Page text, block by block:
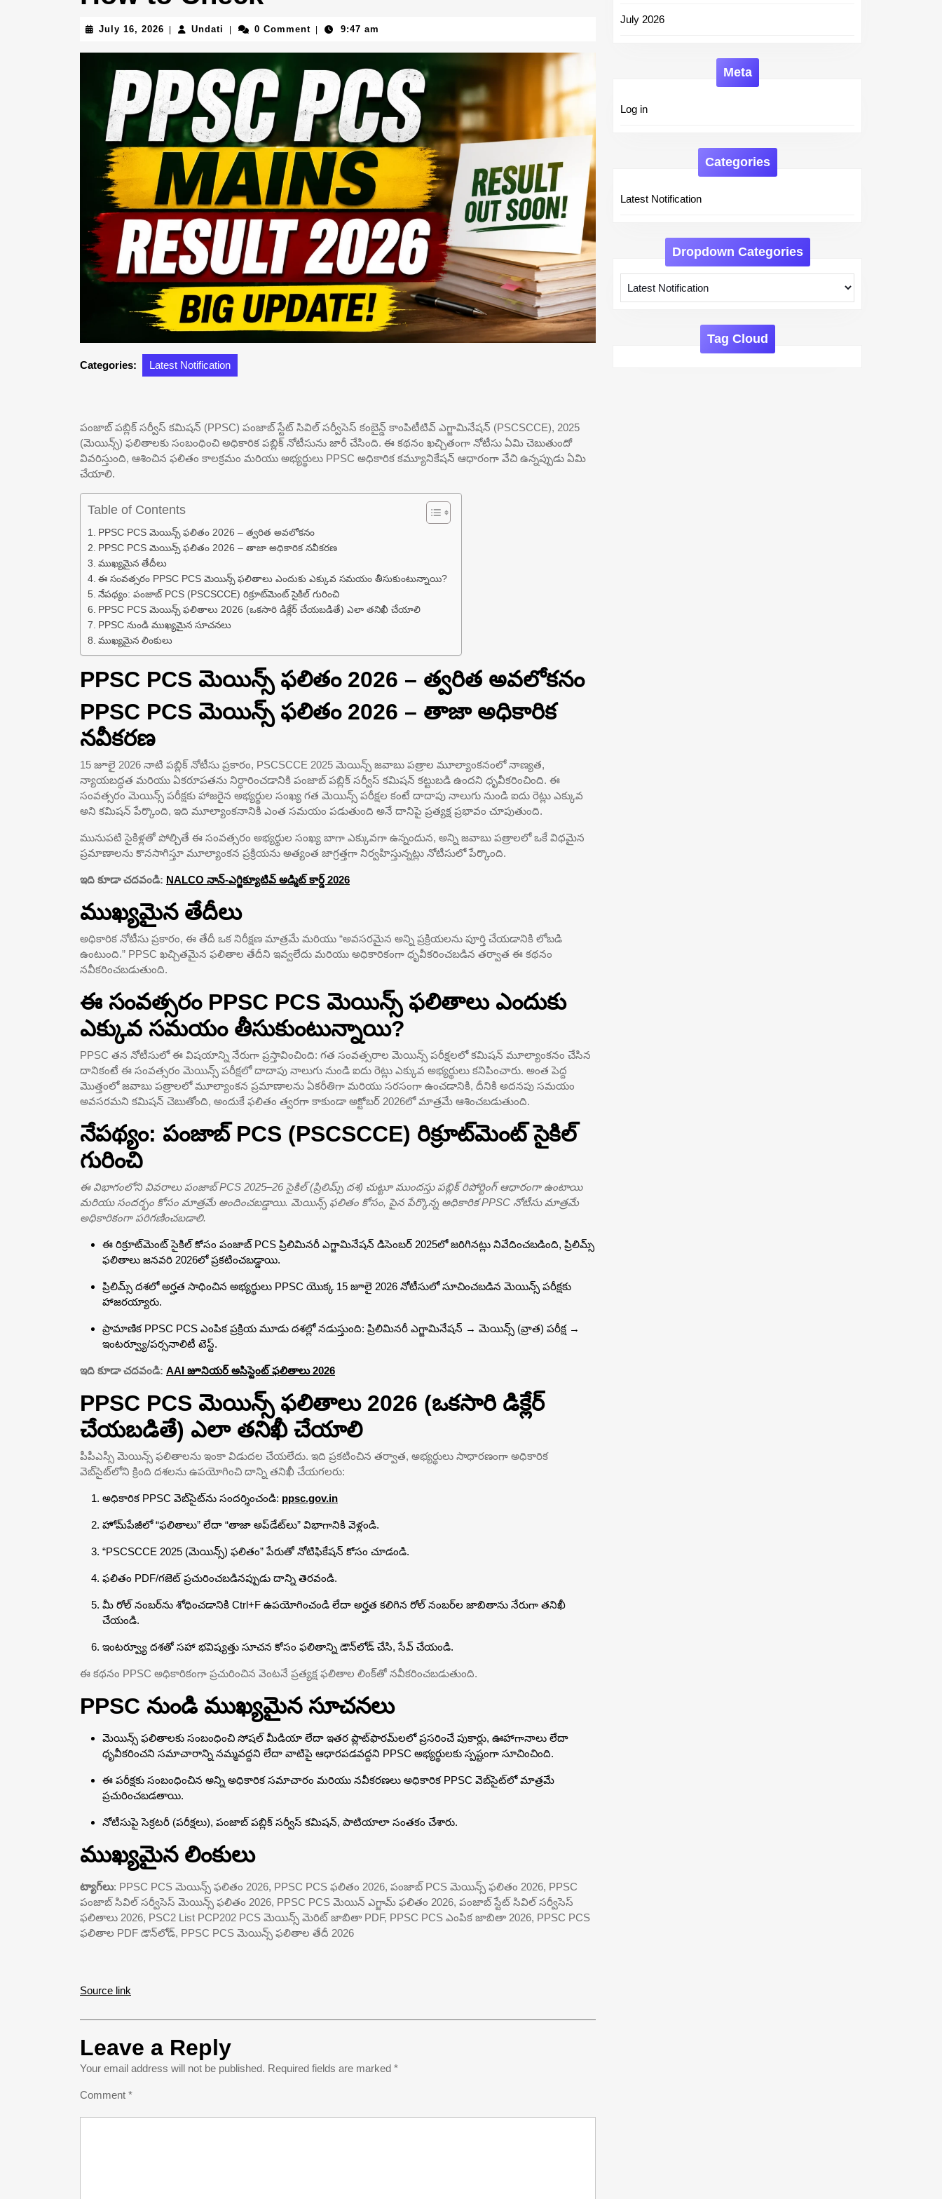
July 16, 2026 July
2026
Undati Undati0 Comment 9:47 am
Categories: Latest Notification
పంజాబ్ పబ్లిక్ సర్వీస్ కమిషన్ (PPSC) పంజాబ్ స్టేట్ సివిల్ సర్వీసెస్ కంబైన్డ్ కాంపిటీటివ్ ఎగ్జామినేషన్ (PSCSCCE), 2025
(మెయిన్స్) ఫలితాలకు సంబంధించి అధికారిక పబ్లిక్ నోటీసును జారీ చేసింది. ఈ కథనం ఖచ్చితంగా నోటీసు ఏమి చెబుతుందో
వివరిస్తుంది, ఆశించిన ఫలితం కాలక్రమం మరియు అభ్యర్థులు PPSC అధికారిక కమ్యూనికేషన్ ఆధారంగా వేచి ఉన్నప్పుడు ఏమి
చేయాలి.
Table of Contents
PPSC PCS మెయిన్స్ ఫలితం 2026 – త్వరిత అవలోకనం
PPSC PCS మెయిన్స్ ఫలితం 2026 – తాజా అధికారిక నవీకరణ
ముఖ్యమైన తేదీలు
ఈ సంవత్సరం PPSC PCS మెయిన్స్ ఫలితాలు ఎందుకు ఎక్కువ సమయం తీసుకుంటున్నాయి?
నేపథ్యం: పంజాబ్ PCS (PSCSCCE) రిక్రూట్‌మెంట్ సైకిల్ గురించి
PPSC PCS మెయిన్స్ ఫలితాలు 2026 (ఒకసారి డిక్లేర్ చేయబడితే) ఎలా తనిఖీ చేయాలి
PPSC నుండి ముఖ్యమైన సూచనలు
ముఖ్యమైన లింకులు
PPSC PCS మెయిన్స్ ఫలితం 2026 – త్వరిత అవలోకనం
PPSC PCS మెయిన్స్ ఫలితం 2026 – తాజా అధికారిక
నవీకరణ
15 జూలై 2026 నాటి పబ్లిక్ నోటీసు ప్రకారం, PSCSCCE 2025 మెయిన్స్ జవాబు పత్రాల మూల్యాంకనంలో నాణ్యత,
న్యాయబద్ధత మరియు ఏకరూపతను నిర్ధారించడానికి పంజాబ్ పబ్లిక్ సర్వీస్ కమిషన్ కట్టుబడి ఉందని ధృవీకరించింది. ఈ
సంవత్సరం మెయిన్స్ పరీక్షకు హాజరైన అభ్యర్థుల సంఖ్య గత మెయిన్స్ పరీక్షల కంటే దాదాపు నాలుగు నుండి ఐదు రెట్లు ఎక్కువ
అని కమిషన్ పేర్కొంది, ఇది మూల్యాంకనానికి ఎంత సమయం పడుతుంది అనే దానిపై ప్రత్యక్ష ప్రభావం చూపుతుంది.
మునుపటి సైకిళ్లతో పోల్చితే ఈ సంవత్సరం అభ్యర్థుల సంఖ్య బాగా ఎక్కువగా ఉన్నందున, అన్ని జవాబు పత్రాలలో ఒకే విధమైన
ప్రమాణాలను కొనసాగిస్తూ మూల్యాంకన ప్రక్రియను అత్యంత జాగ్రత్తగా నిర్వహిస్తున్నట్లు నోటీసులో పేర్కొంది.
ఇది కూడా చదవండి: NALCO నాన్-ఎగ్జిక్యూటివ్ అడ్మిట్ కార్డ్ 2026
ముఖ్యమైన తేదీలు
అధికారిక నోటీసు ప్రకారం, ఈ తేదీ ఒక నిరీక్షణ మాత్రమే మరియు “అవసరమైన అన్ని ప్రక్రియలను పూర్తి చేయడానికి లోబడి
ఉంటుంది.” PPSC ఖచ్చితమైన ఫలితాల తేదీని ఇవ్వలేదు మరియు అధికారికంగా ధృవీకరించబడిన తర్వాత ఈ కథనం
నవీకరించబడుతుంది.
ఈ సంవత్సరం PPSC PCS మెయిన్స్ ఫలితాలు ఎందుకు
ఎక్కువ సమయం తీసుకుంటున్నాయి?
PPSC తన నోటీసులో ఈ విషయాన్ని నేరుగా ప్రస్తావించింది: గత సంవత్సరాల మెయిన్స్ పరీక్షలలో కమిషన్ మూల్యాంకనం చేసిన
దానికంటే ఈ సంవత్సరం మెయిన్స్ పరీక్షలో దాదాపు నాలుగు నుండి ఐదు రెట్లు ఎక్కువ అభ్యర్థులు కనిపించారు. అంత పెద్ద
మొత్తంలో జవాబు పత్రాలలో మూల్యాంకన ప్రమాణాలను ఏకరీతిగా మరియు సరసంగా ఉంచడానికి, దీనికి అదనపు సమయం
అవసరమని కమిషన్ చెబుతోంది, అందుకే ఫలితం త్వరగా కాకుండా అక్టోబర్ 2026లో మాత్రమే ఆశించబడుతుంది.
నేపథ్యం: పంజాబ్ PCS (PSCSCCE) రిక్రూట్‌మెంట్ సైకిల్
గురించి
ఈ విభాగంలోని వివరాలు పంజాబ్ PCS 2025–26 సైకిల్ (ప్రిలిమ్స్ దశ) చుట్టూ ముందస్తు పబ్లిక్ రిపోర్టింగ్ ఆధారంగా ఉంటాయి
మరియు సందర్భం కోసం మాత్రమే అందించబడ్డాయి. మెయిన్స్ ఫలితం కోసం, పైన పేర్కొన్న అధికారిక PPSC నోటీసు మాత్రమే
అధికారికంగా పరిగణించబడాలి.
ఈ రిక్రూట్‌మెంట్ సైకిల్ కోసం పంజాబ్ PCS ప్రిలిమినరీ ఎగ్జామినేషన్ డిసెంబర్ 2025లో జరిగినట్లు నివేదించబడింది, ప్రిలిమ్స్
ఫలితాలు జనవరి 2026లో ప్రకటించబడ్డాయి.
ప్రిలిమ్స్ దశలో అర్హత సాధించిన అభ్యర్థులు PPSC యొక్క 15 జూలై 2026 నోటీసులో సూచించబడిన మెయిన్స్ పరీక్షకు
హాజరయ్యారు.
ప్రామాణిక PPSC PCS ఎంపిక ప్రక్రియ మూడు దశల్లో నడుస్తుంది: ప్రిలిమినరీ ఎగ్జామినేషన్ → మెయిన్స్ (వ్రాత) పరీక్ష →
ఇంటర్వ్యూ/పర్సనాలిటీ టెస్ట్.
ఇది కూడా చదవండి: AAI జూనియర్ అసిస్టెంట్ ఫలితాలు 2026
PPSC PCS మెయిన్స్ ఫలితాలు 2026 (ఒకసారి డిక్లేర్
చేయబడితే) ఎలా తనిఖీ చేయాలి
పీపీఎస్సీ మెయిన్స్ ఫలితాలను ఇంకా విడుదల చేయలేదు. ఇది ప్రకటించిన తర్వాత, అభ్యర్థులు సాధారణంగా అధికారిక
వెబ్‌సైట్‌లోని క్రింది దశలను ఉపయోగించి దాన్ని తనిఖీ చేయగలరు:
అధికారిక PPSC వెబ్‌సైట్‌ను సందర్శించండి: ppsc.gov.in
హోమ్‌పేజీలో “ఫలితాలు” లేదా “తాజా అప్‌డేట్‌లు” విభాగానికి వెళ్లండి.
“PSCSCCE 2025 (మెయిన్స్) ఫలితం” పేరుతో నోటిఫికేషన్ కోసం చూడండి.
ఫలితం PDF/గజెట్ ప్రచురించబడినప్పుడు దాన్ని తెరవండి.
మీ రోల్ నంబర్‌ను శోధించడానికి Ctrl+F ఉపయోగించండి లేదా అర్హత కలిగిన రోల్ నంబర్‌ల జాబితాను నేరుగా తనిఖీ
చేయండి.
ఇంటర్వ్యూ దశతో సహా భవిష్యత్తు సూచన కోసం ఫలితాన్ని డౌన్‌లోడ్ చేసి, సేవ్ చేయండి.
ఈ కథనం PPSC అధికారికంగా ప్రచురించిన వెంటనే ప్రత్యక్ష ఫలితాల లింక్‌తో నవీకరించబడుతుంది.
PPSC నుండి ముఖ్యమైన సూచనలు
మెయిన్స్ ఫలితాలకు సంబంధించి సోషల్ మీడియా లేదా ఇతర ప్లాట్‌ఫారమ్‌లలో ప్రసరించే పుకార్లు, ఊహాగానాలు లేదా
ధృవీకరించని సమాచారాన్ని నమ్మవద్దని లేదా వాటిపై ఆధారపడవద్దని PPSC అభ్యర్థులకు స్పష్టంగా సూచించింది.
ఈ పరీక్షకు సంబంధించిన అన్ని అధికారిక సమాచారం మరియు నవీకరణలు అధికారిక PPSC వెబ్‌సైట్‌లో మాత్రమే
ప్రచురించబడతాయి.
నోటీసుపై సెక్రటరీ (పరీక్షలు), పంజాబ్ పబ్లిక్ సర్వీస్ కమిషన్, పాటియాలా సంతకం చేశారు.
ముఖ్యమైన లింకులు
ట్యాగ్‌లు: PPSC PCS మెయిన్స్ ఫలితం 2026, PPSC PCS ఫలితం 2026, పంజాబ్ PCS మెయిన్స్ ఫలితం 2026, PPSC
పంజాబ్ సివిల్ సర్వీసెస్ మెయిన్స్ ఫలితం 2026, PPSC PCS మెయిన్ ఎగ్జామ్ ఫలితం 2026, పంజాబ్ స్టేట్ సివిల్ సర్వీసెస్
ఫలితాలు 2026, PSC2 List PCP202 PCS మెయిన్స్ మెరిట్ జాబితా PDF, PPSC PCS ఎంపిక జాబితా 2026, PPSC PCS
ఫలితాల PDF డౌన్‌లోడ్, PPSC PCS మెయిన్స్ ఫలితాల తేదీ 2026
Source link
Leave a Reply
Your email address will not be published. Required fields are marked *
Comment *
July 2026
Meta
Log in
Categories
Latest Notification
Dropdown Categories
Tag Cloud